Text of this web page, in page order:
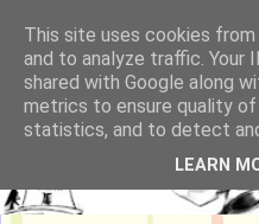
This site uses cookies
and to analyze traffic. Your
shared with Google along
metrics to ensure quality
statistics, and to detect
LEARN